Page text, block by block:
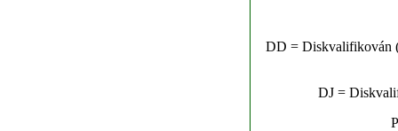
DD = Diskvalifikován
DJ =